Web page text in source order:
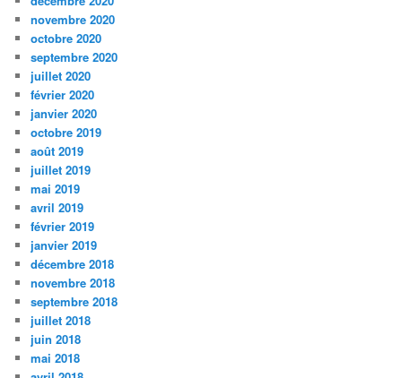
novembre 2020
octobre 2020
septembre 2020
juillet 2020
février 2020
janvier 2020
octobre 2019
août 2019
juillet 2019
mai 2019
avril 2019
février 2019
janvier 2019
décembre 2018
novembre 2018
septembre 2018
juillet 2018
juin 2018
mai 2018